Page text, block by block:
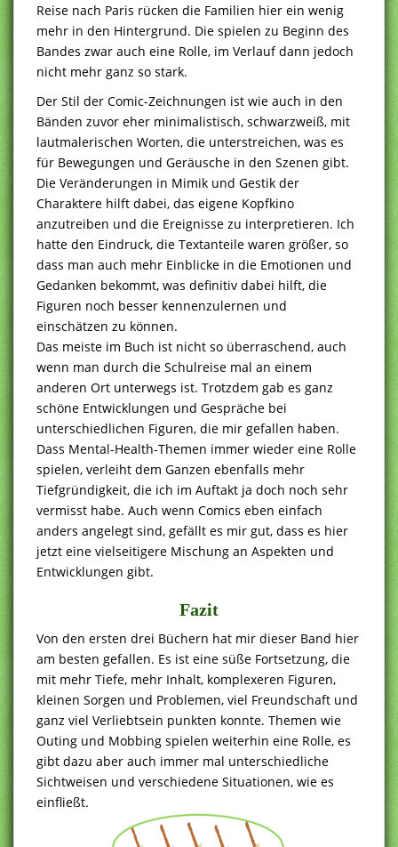
Reise nach Paris rücken die Familien hier ein wenig
mehr in den Hintergrund. Die spielen zu Beginn des
Bandes zwar auch eine Rolle, im Verlauf dann jedoch
nicht mehr ganz so stark.
Der Stil der Comic-Zeichnungen ist wie auch in den
Bänden zuvor eher minimalistisch, schwarzweiß, mit
lautmalerischen Worten, die unterstreichen, was es
für Bewegungen und Geräusche in den Szenen gibt.
Die Veränderungen in Mimik und Gestik der
Charaktere hilft dabei, das eigene Kopfkino
anzutreiben und die Ereignisse zu interpretieren. Ich
hatte den Eindruck, die Textanteile waren größer, so
dass man auch mehr Einblicke in die Emotionen und
Gedanken bekommt, was definitiv dabei hilft, die
Figuren noch besser kennenzulernen und
einschätzen zu können.
Das meiste im Buch ist nicht so überraschend, auch
wenn man durch die Schulreise mal an einem
anderen Ort unterwegs ist. Trotzdem gab es ganz
schöne Entwicklungen und Gespräche bei
unterschiedlichen Figuren, die mir gefallen haben.
Dass Mental-Health-Themen immer wieder eine Rolle
spielen, verleiht dem Ganzen ebenfalls mehr
Tiefgründigkeit, die ich im Auftakt ja doch noch sehr
vermisst habe. Auch wenn Comics eben einfach
anders angelegt sind, gefällt es mir gut, dass es hier
jetzt eine vielseitigere Mischung an Aspekten und
Entwicklungen gibt.
Fazit
Von den ersten drei Büchern hat mir dieser Band hier
am besten gefallen. Es ist eine süße Fortsetzung, die
mit mehr Tiefe, mehr Inhalt, komplexeren Figuren,
kleinen Sorgen und Problemen, viel Freundschaft und
ganz viel Verliebtsein punkten konnte. Themen wie
Outing und Mobbing spielen weiterhin eine Rolle, es
gibt dazu aber auch immer mal unterschiedliche
Sichtweisen und verschiedene Situationen, wie es
einfließt.